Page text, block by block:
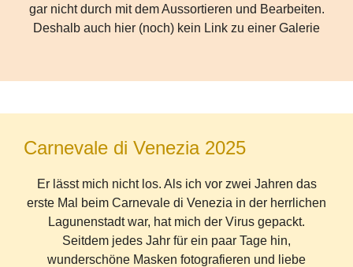
gar nicht durch mit dem Aussortieren und Bearbeiten.
Deshalb auch hier (noch) kein Link zu einer Galerie
Carnevale di Venezia 2025
Er lässt mich nicht los. Als ich vor zwei Jahren das
erste Mal beim Carnevale di Venezia in der herrlichen
Lagunenstadt war, hat mich der Virus gepackt.
Seitdem jedes Jahr für ein paar Tage hin,
wunderschöne Masken fotografieren und liebe